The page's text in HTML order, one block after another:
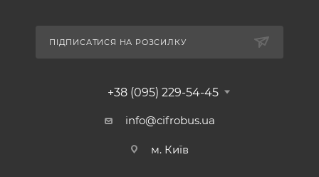
ПІДПИСАТИСЯ НА РОЗСИЛКУ
+38 (095) 229-54-45
info@cifrobus.ua
м. Київ